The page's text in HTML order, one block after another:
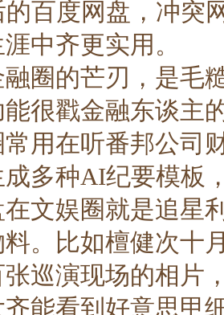
百度网盘，冲突
中齐更实用。
圈的芒刃，是毛
很戳金融东谈主
用在听番邦公司
多种AI纪要模板
文娱圈就是追星
。比如檀健次十
巡演现场的相片
能看到好意思甲